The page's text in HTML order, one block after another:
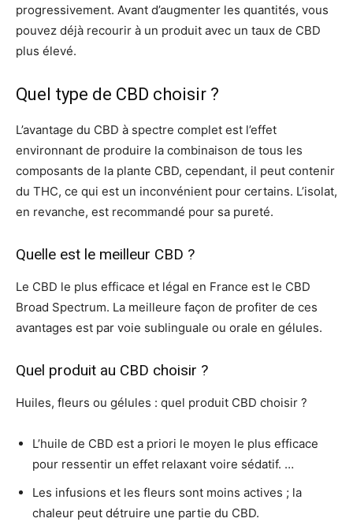
progressivement. Avant d’augmenter les quantités, vous
pouvez déjà recourir à un produit avec un taux de CBD
plus élevé.
Quel type de CBD choisir ?
L’avantage du CBD à spectre complet est l’effet
environnant de produire la combinaison de tous les
composants de la plante CBD, cependant, il peut contenir
du THC, ce qui est un inconvénient pour certains. L’isolat,
en revanche, est recommandé pour sa pureté.
Quelle est le meilleur CBD ?
Le CBD le plus efficace et légal en France est le CBD
Broad Spectrum. La meilleure façon de profiter de ces
avantages est par voie sublinguale ou orale en gélules.
Quel produit au CBD choisir ?
Huiles, fleurs ou gélules : quel produit CBD choisir ?
L’huile de CBD est a priori le moyen le plus efficace
pour ressentir un effet relaxant voire sédatif. …
Les infusions et les fleurs sont moins actives ; la
chaleur peut détruire une partie du CBD.